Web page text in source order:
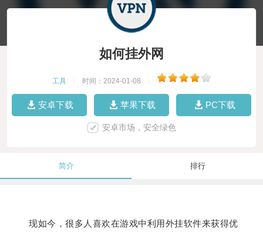
如何挂外网
工具 时间：2024-01-08
安卓下载 苹果下载 PC下载
安卓市场，安全绿色
简介 排行
现如今，很多人喜欢在游戏中利用外挂软件来获得优